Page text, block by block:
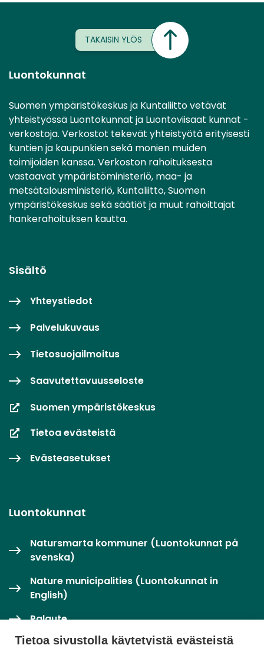
Tietoa sivustolla käytetyistä evästeistä
TAKAISIN YLÖS
Luontokunnat
Suomen ympäristökeskus ja Kuntaliitto vetävät
yhteistyössä Luontokunnat ja Luontoviisaat kunnat -
verkostoja. Verkostot tekevät yhteistyötä erityisesti
kuntien ja kaupunkien sekä monien muiden
toimijoiden kanssa. Verkoston rahoituksesta
vastaavat ympäristöministeriö, maa- ja
metsätalousministeriö, Kuntaliitto, Suomen
ympäristökeskus sekä säätiöt ja muut rahoittajat
hankerahoituksen kautta.
Sisältö
Yhteystiedot
Palvelukuvaus
Tietosuojailmoitus
Saavutettavuusseloste
Suomen ympäristökeskus
Tietoa evästeistä
Evästeasetukset
Luontokunnat
Natursmarta kommuner (Luontokunnat på
svenska)
Nature municipalities (Luontokunnat in
English)
Palaute